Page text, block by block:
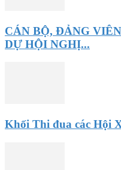
CÁN BỘ, ĐẢNG
DỰ HỘI NGHỊ...
Khối Thi đua các Hội